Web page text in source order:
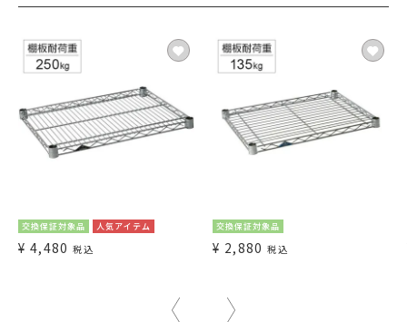
交換保証対象品 人気アイテム
¥ 4,480 税込
交換保証対象品
¥ 2,880 税込